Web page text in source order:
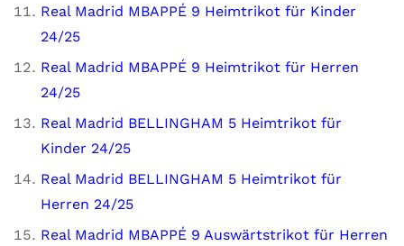
Real Madrid MBAPPÉ 9 Heimtrikot für Kinder
24/25
Real Madrid MBAPPÉ 9 Heimtrikot für Herren
24/25
Real Madrid BELLINGHAM 5 Heimtrikot für
Kinder 24/25
Real Madrid BELLINGHAM 5 Heimtrikot für
Herren 24/25
Real Madrid MBAPPÉ 9 Auswärtstrikot für Herren